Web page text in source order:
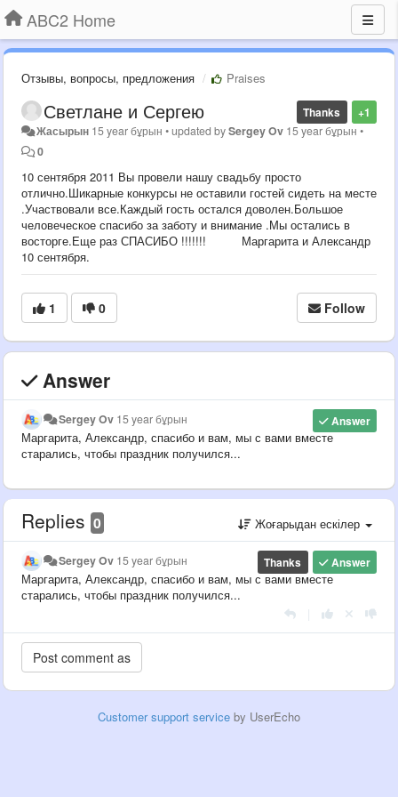
ABC2 Home
Отзывы, вопросы, предложения Praises
+1
Thanks
Светлане и Сергею
Жасырын 15 year бұрын •updated bySergey Ov 15 year бұрын •
0
10 сентября 2011 Вы провели нашу свадьбу просто
отлично.Шикарные конкурсы не оставили гостей сидеть на месте
.Участвовали все.Каждый гость остался доволен.Большое
человеческое спасибо за заботу и внимание .Мы остались в
восторге.Еще раз СПАСИБО !!!!!!! Маргарита и Александр
10 сентября.
1 0 Follow
Answer
Answer
Sergey Ov 15 year бұрын
Маргарита, Александр, спасибо и вам, мы с вами вместе
старались, чтобы праздник получился...
Replies 0 Жоғарыдан ескілер
Answer
Thanks
Sergey Ov 15 year бұрын
Маргарита, Александр, спасибо и вам, мы с вами вместе
старались, чтобы праздник получился...
Customer support service by UserEcho